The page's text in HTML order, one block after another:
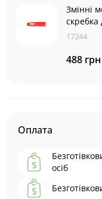
Змінні
17244
488 грн
Оплата
осіб